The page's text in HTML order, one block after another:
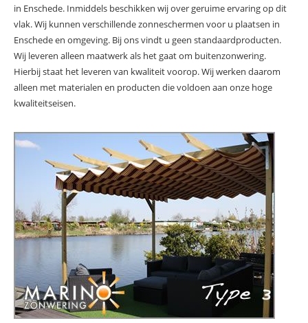
in Enschede. Inmiddels beschikken wij over geruime ervaring op dit
vlak. Wij kunnen verschillende zonneschermen voor u plaatsen in
Enschede en omgeving. Bij ons vindt u geen standaardproducten.
Wij leveren alleen maatwerk als het gaat om buitenzonwering.
Hierbij staat het leveren van kwaliteit voorop. Wij werken daarom
alleen met materialen en producten die voldoen aan onze hoge
kwaliteitseisen.